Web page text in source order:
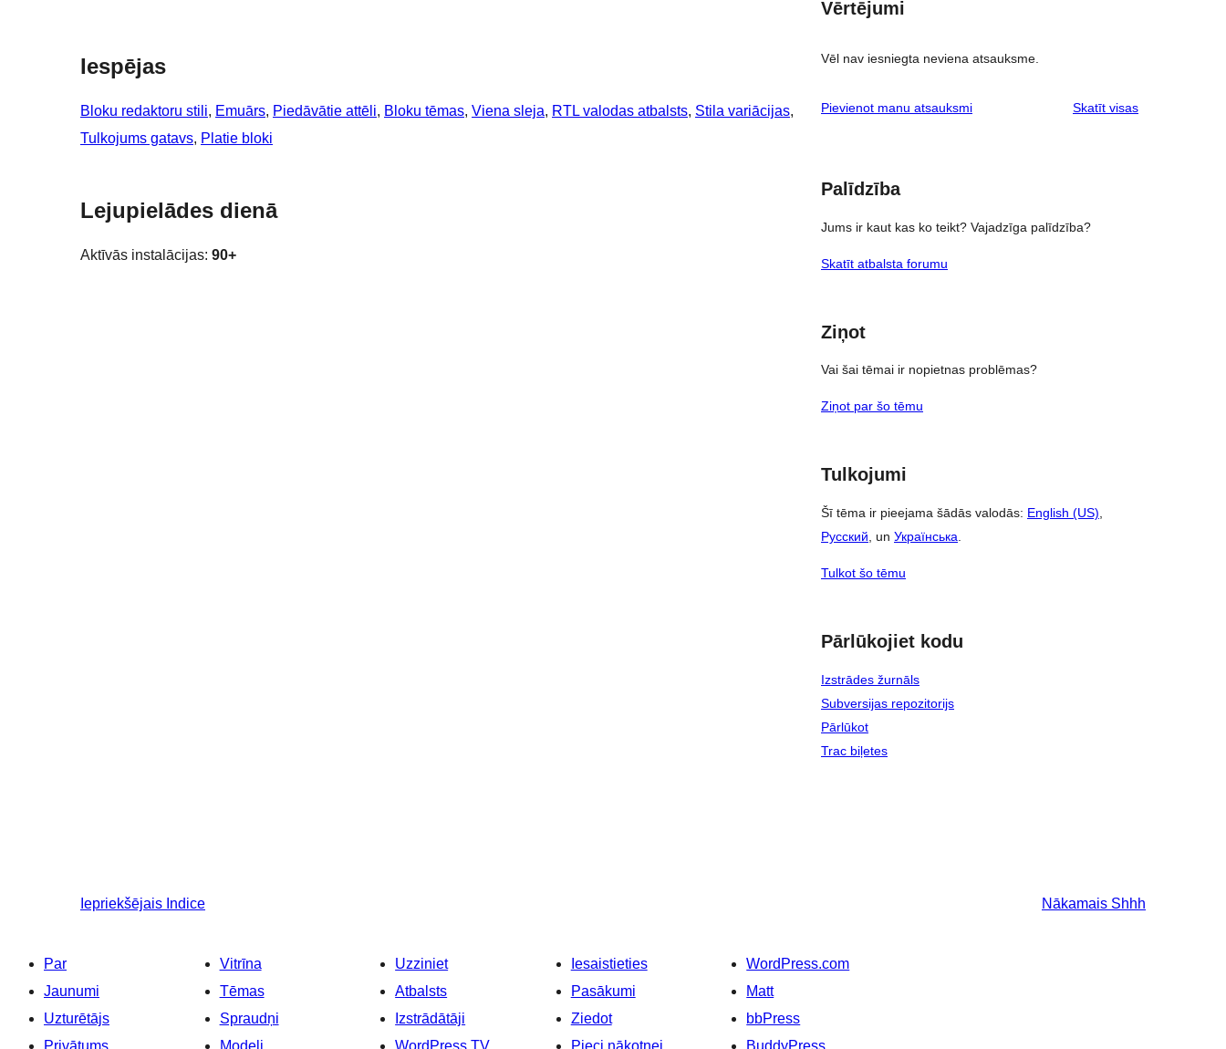
Iespējas
Bloku redaktoru stili, Emuārs, Piedāvātie attēli, Bloku tēmas, Viena sleja, RTL valodas atbalsts, Stila variācijas
Tulkojums gatavs, Platie bloki
Lejupielādes dienā
Aktīvās instalācijas: 90+
Vērtējumi
Vēl nav iesniegta neviena atsauksme.
Pievienot manu atsauksmi Skatīt visasatsauksmes
Palīdzība
Jums ir kaut kas ko teikt? Vajadzīga palīdzība?
Skatīt atbalsta forumu
Ziņot
Vai šai tēmai ir nopietnas problēmas?
Ziņot par šo tēmu
Tulkojumi
Šī tēma ir pieejama šādās valodās: English (US)
Русский , un Українська
Tulkot šo tēmu
Pārlūkojiet kodu
Izstrādes žurnāls
Subversijas repozitorijs
Pārlūkot
Trac biļetes
Iepriekšējais Indice Nākamais Shhh
Par
Jaunumi
Uzturētājs
Privātums
Vitrīna
Tēmas
Spraudņi
Modeļi
Uzziniet
Atbalsts
Izstrādātāji
WordPress.TV
Iesaistieties
Pasākumi
Ziedot
Pieci nākotnei
WordPress.com
Matt
bbPress
BuddyPress